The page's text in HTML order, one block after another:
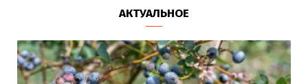
АКТУАЛЬНОЕ